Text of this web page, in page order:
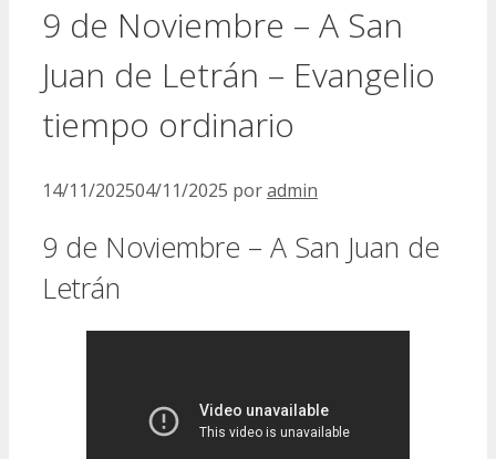
9 de Noviembre – A San
Juan de Letrán – Evangelio
tiempo ordinario
14/11/202504/11/2025 poradmin
9 de Noviembre – A San Juan de
Letrán